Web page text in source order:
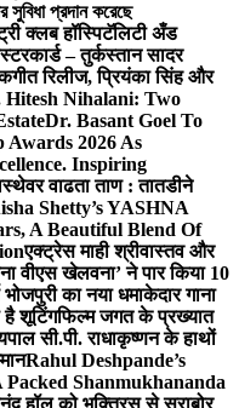
প্রদান করেছে
क्लब हॉस्पिटॅलिटी अँड
– तुर्कस्तान सादर
रिलीज, प्रियंका सिंह और
Hitesh Nihalani: Two
Dr. Basant Goel To
Awards 2026 As
Inspiring
वाढता ताण : तातडीने
Shetty’s YASHNA
A Beautiful Blend Of
एक्ट्रेस माही श्रीवास्तव और
वीएस खेलवना’ ने पार किया 10
भोजपुरी का नया धमाकेदार गाना
शूटिंगफिल्म जगत के प्रख्यात
सी.पी. राधाकृष्णन के हाथों
Rahul Deshpande’s
Shanmukhananda